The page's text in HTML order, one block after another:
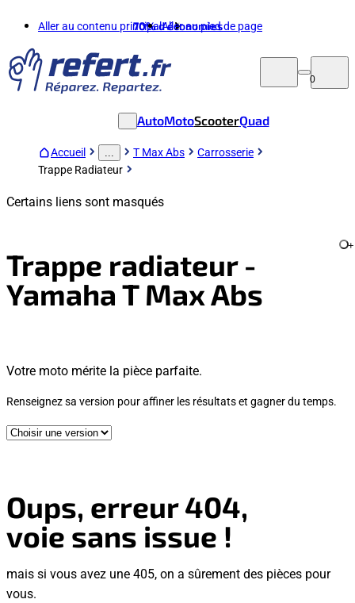
Aller au contenu principalAller au pied de page
70%d'économies
0
AutoMotoScooterQuad
Accueil T Max Abs
Carrosserie
Trappe Radiateur
Certains liens sont masqués
Trappe radiateur -
Yamaha T Max Abs
+
Votre moto mérite la pièce parfaite.
Renseignez sa version pour affiner les résultats et gagner du temps.
Oups, erreur 404,
voie sans issue !
mais si vous avez une 405, on a sûrement des pièces pour
vous.